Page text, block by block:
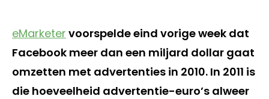
eMarketer voorspelde eind vorige week dat
Facebook meer dan een miljard dollar gaat
omzetten met advertenties in 2010. In 2011 is
die hoeveelheid advertentie-euro’s alweer